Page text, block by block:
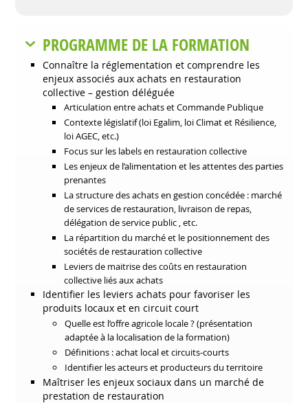
PROGRAMME DE LA FORMATION
Connaître la réglementation et comprendre les
enjeux associés aux achats en restauration
collective – gestion déléguée
Articulation entre achats et Commande Publique
Contexte législatif (loi Egalim, loi Climat et Résilience,
loi AGEC, etc.)
Focus sur les labels en restauration collective
Les enjeux de l’alimentation et les attentes des parties
prenantes
La structure des achats en gestion concédée : marché
de services de restauration, livraison de repas,
délégation de service public , etc.
La répartition du marché et le positionnement des
sociétés de restauration collective
Leviers de maitrise des coûts en restauration
collective liés aux achats
Identifier les leviers achats pour favoriser les
produits locaux et en circuit court
Quelle est l’offre agricole locale ? (présentation
adaptée à la localisation de la formation)
Définitions : achat local et circuits-courts
Identifier les acteurs et producteurs du territoire
Maîtriser les enjeux sociaux dans un marché de
prestation de restauration